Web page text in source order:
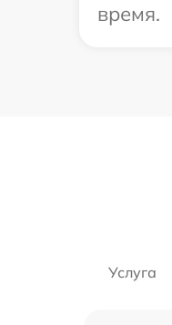
время.
Услуга